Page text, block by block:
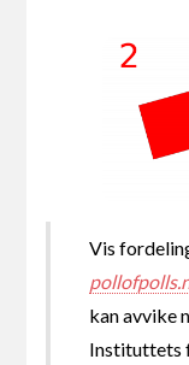
Vis
kan avvike
Instituttets